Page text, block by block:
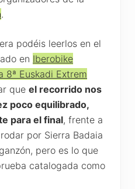
.
podéis leerlos en el
en Iberobike
8ª Euskadi Extrem
que el recorrido nos
poco equilibrado,
para el final, frente a
por Sierra Badaia
pero es lo que
catalogada como